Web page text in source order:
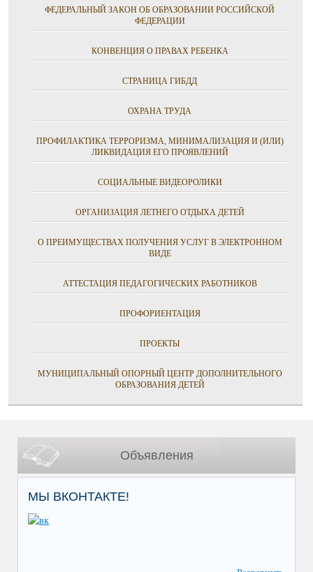
ФЕДЕРАЛЬНЫЙ ЗАКОН ОБ ОБРАЗОВАНИИ РОССИЙСКОЙ
ФЕДЕРАЦИИ
КОНВЕНЦИЯ О ПРАВАХ РЕБЕНКА
СТРАНИЦА ГИБДД
ОХРАНА ТРУДА
ПРОФИЛАКТИКА ТЕРРОРИЗМА, МИНИМАЛИЗАЦИЯ И (ИЛИ)
ЛИКВИДАЦИЯ ЕГО ПРОЯВЛЕНИЙ
СОЦИАЛЬНЫЕ ВИДЕОРОЛИКИ
ОРГАНИЗАЦИЯ ЛЕТНЕГО ОТДЫХА ДЕТЕЙ
О ПРЕИМУЩЕСТВАХ ПОЛУЧЕНИЯ УСЛУГ В ЭЛЕКТРОННОМ
ВИДЕ
АТТЕСТАЦИЯ ПЕДАГОГИЧЕСКИХ РАБОТНИКОВ
ПРОФОРИЕНТАЦИЯ
ПРОЕКТЫ
МУНИЦИПАЛЬНЫЙ ОПОРНЫЙ ЦЕНТР ДОПОЛНИТЕЛЬНОГО
ОБРАЗОВАНИЯ ДЕТЕЙ
Объявления
МЫ ВКОНТАКТЕ!